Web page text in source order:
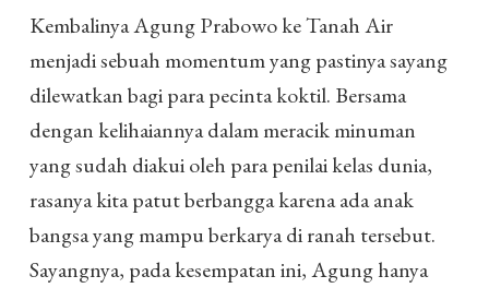
Kembalinya Agung Prabowo ke Tanah Air
menjadi sebuah momentum yang pastinya sayang
dilewatkan bagi para pecinta koktil. Bersama
dengan kelihaiannya dalam meracik minuman
yang sudah diakui oleh para penilai kelas dunia,
rasanya kita patut berbangga karena ada anak
bangsa yang mampu berkarya di ranah tersebut.
Sayangnya, pada kesempatan ini, Agung hanya